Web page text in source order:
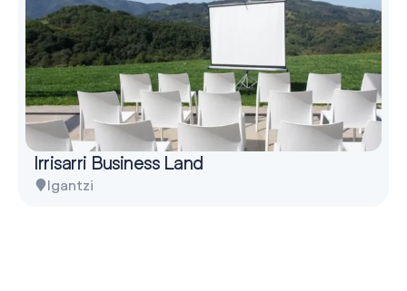
Irrisarri Business Land
Igantzi